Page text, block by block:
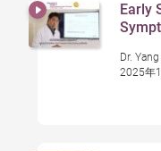
Early
Dr.
2025年